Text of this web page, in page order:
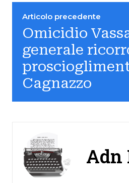
Articolo precedente
Omicidio
generale
Cagnazzo
Adn